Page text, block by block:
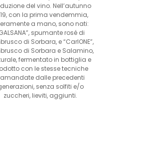
del vino. Nell’autunno
con la prima vendemmia,
a mano, sono nati:
spumante rosé di
di Sorbara, e “CarlONE”,
di Sorbara e Salamino,
fermentato in bottiglia e
con le stesse tecniche
dalle precedenti
senza solfiti e/o
zuccheri, lieviti, aggiunti.